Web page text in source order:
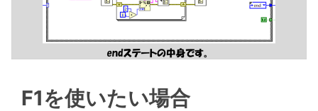
F1を使いたい場合